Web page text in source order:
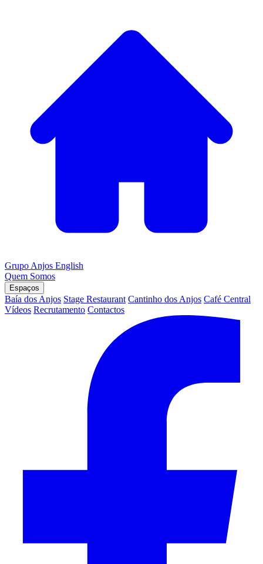
Grupo Anjos English
Quem Somos
Espaços
Baía dos Anjos Stage Restaurant Cantinho dos Anjos Café Central
Vídeos Recrutamento Contactos